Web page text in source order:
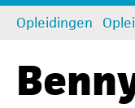
Opleidingen